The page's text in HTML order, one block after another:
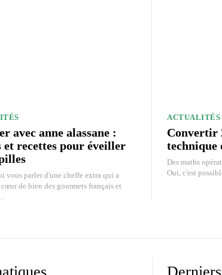
avec anne alassane :
et recettes pour éveiller
vous parler d'une cheffe extra qui a
de bien des gourmets français et
ACTUALITÉS
Convertir
technique
Des maths
Oui, c'est